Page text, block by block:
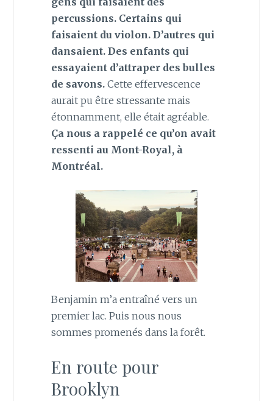
percussions. Certains qui
faisaient du violon. D’autres qui
dansaient. Des enfants qui
essayaient d’attraper des bulles
de savons. Cette effervescence
aurait pu être stressante mais
étonnamment, elle était agréable.
Ça nous a rappelé ce qu’on avait
ressenti au Mont-Royal, à
Montréal.
Benjamin m’a entraîné vers un
premier lac. Puis nous nous
sommes promenés dans la forêt.
En route pour
Brooklyn